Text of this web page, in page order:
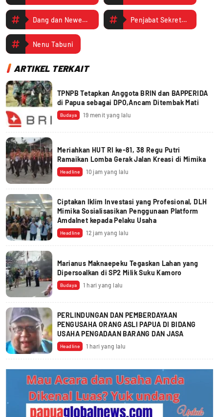
Dang dan Newengalem Penjabat Sekretaris Daerah Kabupaten Puncak
Nenu Tabuni
ARTIKEL TERKAIT
TPNPB Tetapkan Anggota BRIN dan BAPPERIDA
di Papua sebagai DPO,Ancam Ditembak Mati
Budaya 19 menit yang lalu
Meriahkan HUT RI ke-81, 38 Regu Putri
Ramaikan Lomba Gerak Jalan Kreasi di Mimika
Headline 10 jam yang lalu
Ciptakan Iklim Investasi yang Profesional, DLH
Mimika Sosialisasikan Penggunaan Platform
Amdalnet kepada Pelaku Usaha
Headline 12 jam yang lalu
Marianus Maknaepeku Tegaskan Lahan yang
Dipersoalkan di SP2 Milik Suku Kamoro
Budaya 1 hari yang lalu
PERLINDUNGAN DAN PEMBERDAYAAN
PENGUSAHA ORANG ASLI PAPUA DI BIDANG
USAHA PENGADAAN BARANG DAN JASA
Headline 1 hari yang lalu